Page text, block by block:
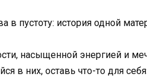
в пустоту: история одной
насыщенной энергией и
в них, оставь что-то для